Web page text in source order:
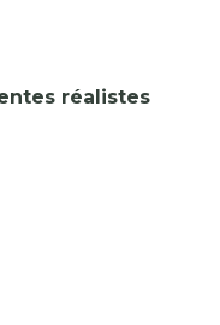
réalistes